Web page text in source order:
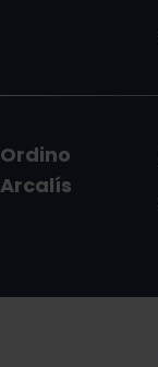
Ordino
Arcalís